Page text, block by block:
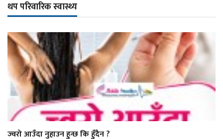
थप परिवारिक स्वास्थ्य
ज्वरो आउँदा नुहाउन हुन्छ कि हुँदैन ?